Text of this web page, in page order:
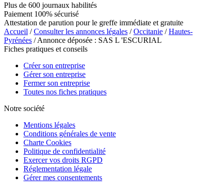
Plus de 600 journaux habilités
Paiement 100% sécurisé
Attestation de parution pour le greffe immédiate et gratuite
Accueil /Consulter les annonces légales /Occitanie /Hautes-
Pyrénées / Annonce déposée : SAS L 'ESCURIAL
Fiches pratiques et conseils
Créer son entreprise
Gérer son entreprise
Fermer son entreprise
Toutes nos fiches pratiques
Notre société
Mentions légales
Conditions générales de vente
Charte Cookies
Politique de confidentialité
Exercer vos droits RGPD
Réglementation légale
Gérer mes consentements